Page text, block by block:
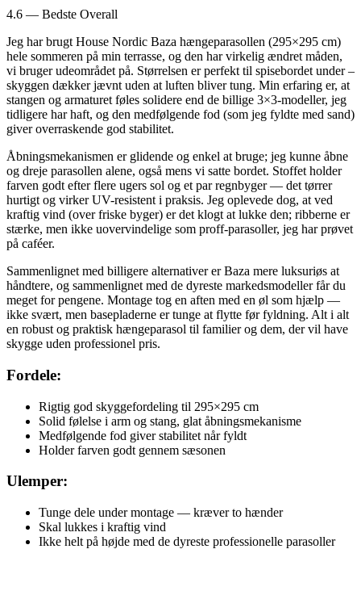
4.6 — Bedste Overall
Jeg har brugt House Nordic Baza hængeparasollen (295×295 cm)
hele sommeren på min terrasse, og den har virkelig ændret måden,
vi bruger udeområdet på. Størrelsen er perfekt til spisebordet under –
skyggen dækker jævnt uden at luften bliver tung. Min erfaring er, at
stangen og armaturet føles solidere end de billige 3×3-modeller, jeg
tidligere har haft, og den medfølgende fod (som jeg fyldte med sand)
giver overraskende god stabilitet.
Åbningsmekanismen er glidende og enkel at bruge; jeg kunne åbne
og dreje parasollen alene, også mens vi satte bordet. Stoffet holder
farven godt efter flere ugers sol og et par regnbyger — det tørrer
hurtigt og virker UV-resistent i praksis. Jeg oplevede dog, at ved
kraftig vind (over friske byger) er det klogt at lukke den; ribberne er
stærke, men ikke uovervindelige som proff-parasoller, jeg har prøvet
på caféer.
Sammenlignet med billigere alternativer er Baza mere luksuriøs at
håndtere, og sammenlignet med de dyreste markedsmodeller får du
meget for pengene. Montage tog en aften med en øl som hjælp —
ikke svært, men basepladerne er tunge at flytte før fyldning. Alt i alt
en robust og praktisk hængeparasol til familier og dem, der vil have
skygge uden professionel pris.
Fordele:
Rigtig god skyggefordeling til 295×295 cm
Solid følelse i arm og stang, glat åbningsmekanisme
Medfølgende fod giver stabilitet når fyldt
Holder farven godt gennem sæsonen
Ulemper:
Tunge dele under montage — kræver to hænder
Skal lukkes i kraftig vind
Ikke helt på højde med de dyreste professionelle parasoller